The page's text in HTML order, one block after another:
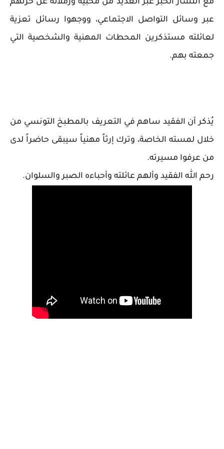
مع انتشار الخبر عبر العديد من محبيه وزملائه عن حزنهم
عبر وسائل التواصل الاجتماعي، ووجهوا رسائل تعزية
لعائلته مستذكرين المحطات المهنية والشخصية التي
جمعته بهم.
يُذكر أن الفقيد ساهم في التعريف بالمطبخ التونسي من
خلال لمسته الخاصة، وترك إرثاً مهنياً سيبقى حاضراً لدى
من عرفوا مسيرته.
رحم الله الفقيد وألهم عائلته وأحباءه الصبر والسلوان.